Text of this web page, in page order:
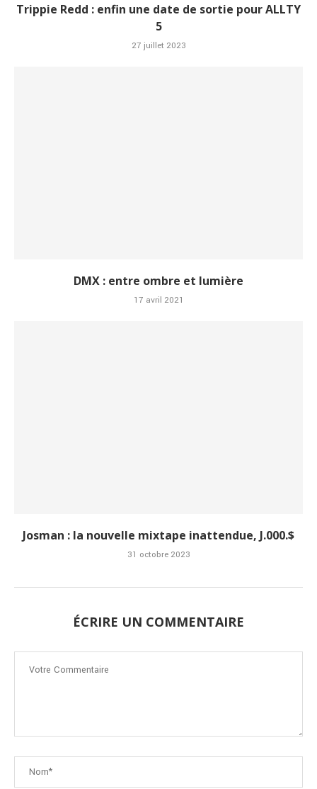
Trippie Redd : enfin une date de sortie pour ALLTY
5
27 juillet 2023
DMX : entre ombre et lumière
17 avril 2021
Josman : la nouvelle mixtape inattendue, J.000.$
31 octobre 2023
ÉCRIRE UN COMMENTAIRE